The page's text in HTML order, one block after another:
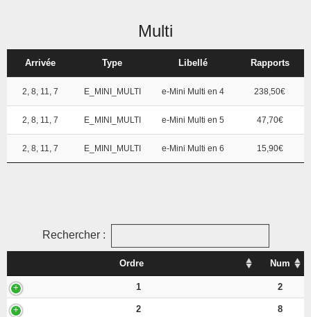
Multi
Arrivée Type Libellé Rapports
2, 8, 11, 7 E_MINI_MULTI e-Mini Multi en 4 238,50€
2, 8, 11, 7 E_MINI_MULTI e-Mini Multi en 5 47,70€
2, 8, 11, 7 E_MINI_MULTI e-Mini Multi en 6 15,90€
Rechercher :
Ordre Num
1 2
2 8